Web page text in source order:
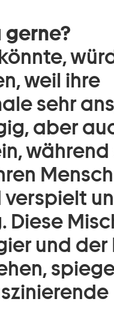
gerne?
weil ihre
sehr
aber
Diese
und